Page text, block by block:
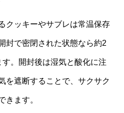
クッキーやサブレは常温保存
封で密閉された状態なら約2
。開封後は湿気と酸化に注
を遮断することで、サクサク
きます。